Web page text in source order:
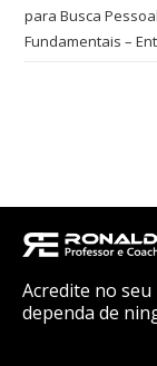
para Busca
Fundamentais –
Acredite no
dependa de